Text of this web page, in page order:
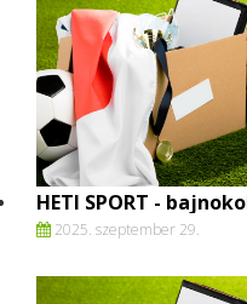
HETI SPORT -
2025. szeptember 29.